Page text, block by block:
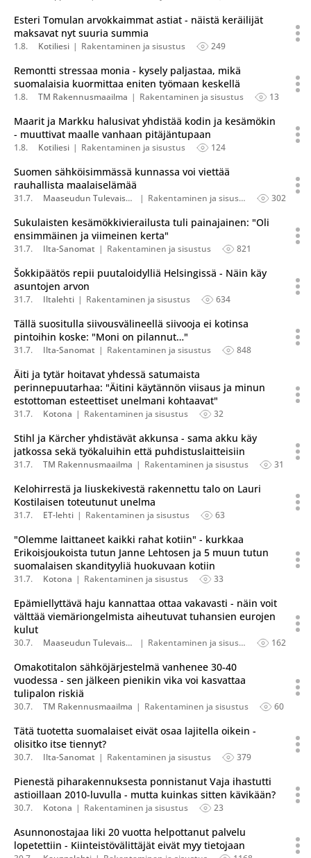
Esteri Tomulan arvokkaimmat astiat - näistä keräilijät
maksavat nyt suuria summia
1.8. Kotiliesi Rakentaminen ja sisustus 249
Remontti stressaa monia - kysely paljastaa, mikä
suomalaisia kuormittaa eniten työmaan keskellä
1.8. TM Rakennusmaailma Rakentaminen ja sisustus 13
Maarit ja Markku halusivat yhdistää kodin ja kesämökin
- muuttivat maalle vanhaan pitäjäntupaan
1.8. Kotiliesi Rakentaminen ja sisustus 124
Suomen sähköisimmässä kunnassa voi viettää
rauhallista maalaiselämää
31.7. Maaseudun Tulevaisuus Rakentaminen ja sisustus 302
Sukulaisten kesämökkivierailusta tuli painajainen: "Oli
ensimmäinen ja viimeinen kerta"
31.7. Ilta-Sanomat Rakentaminen ja sisustus 821
Šokkipäätös repii puutaloidylliä Helsingissä - Näin käy
asuntojen arvon
31.7. Iltalehti Rakentaminen ja sisustus 634
Tällä suositulla siivousvälineellä siivooja ei kotinsa
pintoihin koske: "Moni on pilannut…"
31.7. Ilta-Sanomat Rakentaminen ja sisustus 848
Äiti ja tytär hoitavat yhdessä satumaista
perinnepuutarhaa: "Äitini käytännön viisaus ja minun
estottoman esteettiset unelmani kohtaavat"
31.7. Kotona Rakentaminen ja sisustus 32
Stihl ja Kärcher yhdistävät akkunsa - sama akku käy
jatkossa sekä työkaluihin että puhdistuslaitteisiin
31.7. TM Rakennusmaailma Rakentaminen ja sisustus 31
Kelohirrestä ja liuskekivestä rakennettu talo on Lauri
Kostilaisen toteutunut unelma
31.7. ET-lehti Rakentaminen ja sisustus 63
"Olemme laittaneet kaikki rahat kotiin" - kurkkaa
Erikoisjoukoista tutun Janne Lehtosen ja 5 muun tutun
suomalaisen skandityyliä huokuvaan kotiin
31.7. Kotona Rakentaminen ja sisustus 33
Epämiellyttävä haju kannattaa ottaa vakavasti - näin voit
välttää viemäriongelmista aiheutuvat tuhansien eurojen
kulut
30.7. Maaseudun Tulevaisuus Rakentaminen ja sisustus 162
Omakotitalon sähköjärjestelmä vanhenee 30-40
vuodessa - sen jälkeen pienikin vika voi kasvattaa
tulipalon riskiä
30.7. TM Rakennusmaailma Rakentaminen ja sisustus 60
Tätä tuotetta suomalaiset eivät osaa lajitella oikein -
olisitko itse tiennyt?
30.7. Ilta-Sanomat Rakentaminen ja sisustus 379
Pienestä piharakennuksesta ponnistanut Vaja ihastutti
astioillaan 2010-luvulla - mutta kuinkas sitten kävikään?
30.7. Kotona Rakentaminen ja sisustus 23
Asunnonostajaa liki 20 vuotta helpottanut palvelu
lopetettiin - Kiinteistövälittäjät eivät myy tietojaan